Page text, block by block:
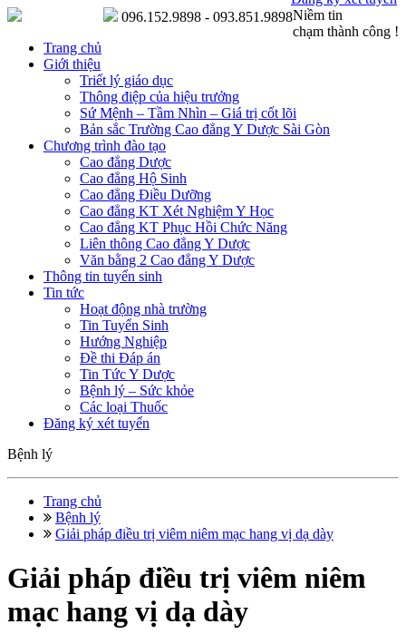
Niềm tin
chạm thành công !
096.152.9898 - 093.851.9898
Trang chủ
Giới thiệu
Triết lý giáo dục
Thông điệp của hiệu trưởng
Sứ Mệnh – Tầm Nhìn – Giá trị cốt lõi
Bản sắc Trường Cao đẳng Y Dược Sài Gòn
Chương trình đào tạo
Cao đẳng Dược
Cao đẳng Hộ Sinh
Cao đẳng Điều Dưỡng
Cao đẳng KT Xét Nghiệm Y Học
Cao đẳng KT Phục Hồi Chức Năng
Liên thông Cao đẳng Y Dược
Văn bằng 2 Cao đẳng Y Dược
Thông tin tuyển sinh
Tin tức
Hoạt động nhà trường
Tin Tuyển Sinh
Hướng Nghiệp
Đề thi Đáp án
Tin Tức Y Dược
Bệnh lý – Sức khỏe
Các loại Thuốc
Đăng ký xét tuyển
Bệnh lý
Trang chủ
Bệnh lý
Giải pháp điều trị viêm niêm mạc hang vị dạ dày
Giải pháp điều trị viêm niêm
mạc hang vị dạ dày